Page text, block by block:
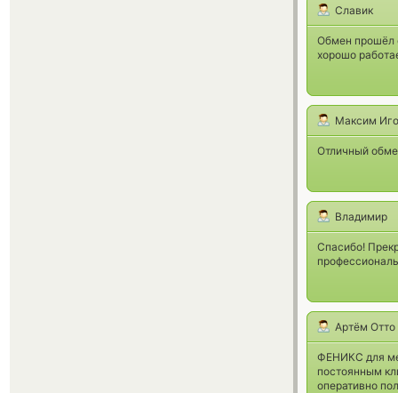
Славик
Обмен прошёл
хорошо
Максим
Отличный
Владимир
Спасибо!
Артём Отто
ФЕНИКС для
постоянным
оперативно